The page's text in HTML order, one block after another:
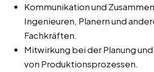
Kommunikation und
Ingenieuren, Planern und
Fachkräften.
Mitwirkung bei der Planung
von Produktionsprozessen.